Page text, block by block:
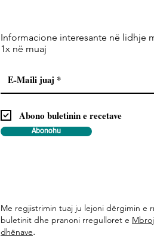
Informacione interesante në lidhje
1x në muaj
Abono buletinin e recetave
Abonohu
Me regjistrimin tuaj ju lejoni dërgimin e
buletinit dhe pranoni rregulloret e
dhënave.